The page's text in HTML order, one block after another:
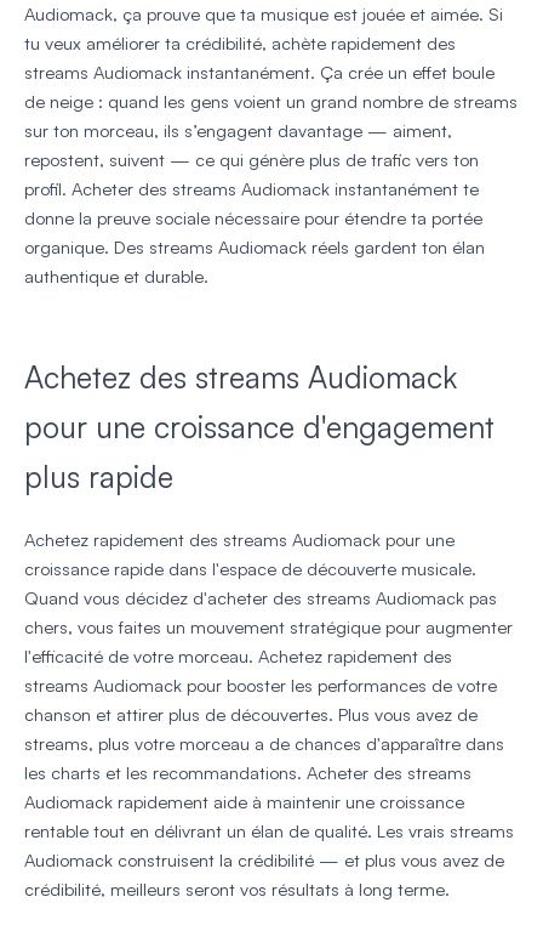
Audiomack, ça prouve que ta musique est jouée et aimée. Si
tu veux améliorer ta crédibilité, achète rapidement des
streams Audiomack instantanément. Ça crée un effet boule
de neige : quand les gens voient un grand nombre de streams
sur ton morceau, ils s’engagent davantage — aiment,
repostent, suivent — ce qui génère plus de trafic vers ton
profil. Acheter des streams Audiomack instantanément te
donne la preuve sociale nécessaire pour étendre ta portée
organique. Des streams Audiomack réels gardent ton élan
authentique et durable.
Achetez des streams Audiomack
pour une croissance d'engagement
plus rapide
Achetez rapidement des streams Audiomack pour une
croissance rapide dans l'espace de découverte musicale.
Quand vous décidez d'acheter des streams Audiomack pas
chers, vous faites un mouvement stratégique pour augmenter
l'efficacité de votre morceau. Achetez rapidement des
streams Audiomack pour booster les performances de votre
chanson et attirer plus de découvertes. Plus vous avez de
streams, plus votre morceau a de chances d'apparaître dans
les charts et les recommandations. Acheter des streams
Audiomack rapidement aide à maintenir une croissance
rentable tout en délivrant un élan de qualité. Les vrais streams
Audiomack construisent la crédibilité — et plus vous avez de
crédibilité, meilleurs seront vos résultats à long terme.